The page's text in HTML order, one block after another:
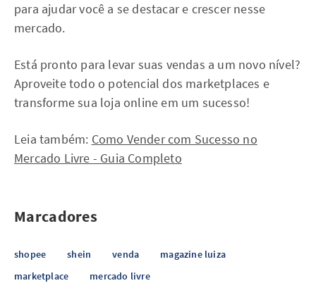
para ajudar você a se destacar e crescer nesse
mercado.
Está pronto para levar suas vendas a um novo nível?
Aproveite todo o potencial dos marketplaces e
transforme sua loja online em um sucesso!
Leia também: Como Vender com Sucesso no
Mercado Livre - Guia Completo
Marcadores
shopee shein venda
magazine luiza
marketplace
mercado livre